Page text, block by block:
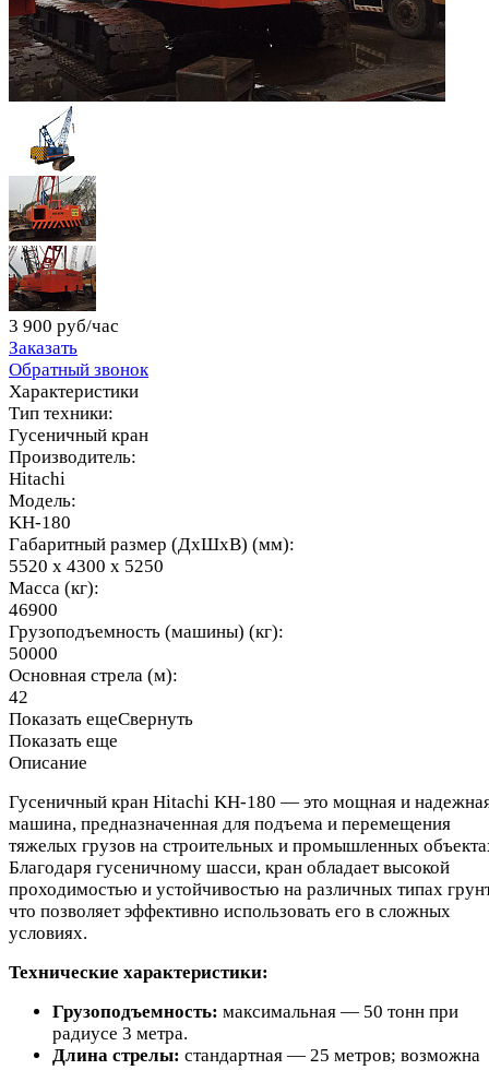
3 900 руб/час
Заказать
Обратный звонок
Характеристики
Тип техники:
Гусеничный кран
Производитель:
Hitachi
Модель:
KH-180
Габаритный размер (ДхШхВ) (мм):
5520 х 4300 х 5250
Масса (кг):
46900
Грузоподъемность (машины) (кг):
50000
Основная стрела (м):
42
Показать ещеСвернуть
Показать еще
Описание
Гусеничный кран Hitachi KH-180 — это мощная и
машина, предназначенная для подъема и перемещения
тяжелых грузов на строительных и промышленных
Благодаря гусеничному шасси, кран обладает высокой
проходимостью и устойчивостью на различных типах
что позволяет эффективно использовать его в сложных
условиях.
Технические характеристики:
Грузоподъемность: максимальная — 50 тонн при
радиусе 3 метра.
Длина стрелы: стандартная — 25 метров; возможна